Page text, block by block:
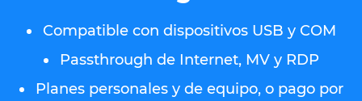
Compatible con dispositivos USB y COM
Passthrough de Internet, MV y RDP
Planes personales y de equipo, o pago por